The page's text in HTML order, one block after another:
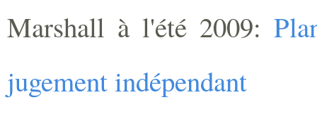
Marshall à l'été 2009:
jugement indépendant